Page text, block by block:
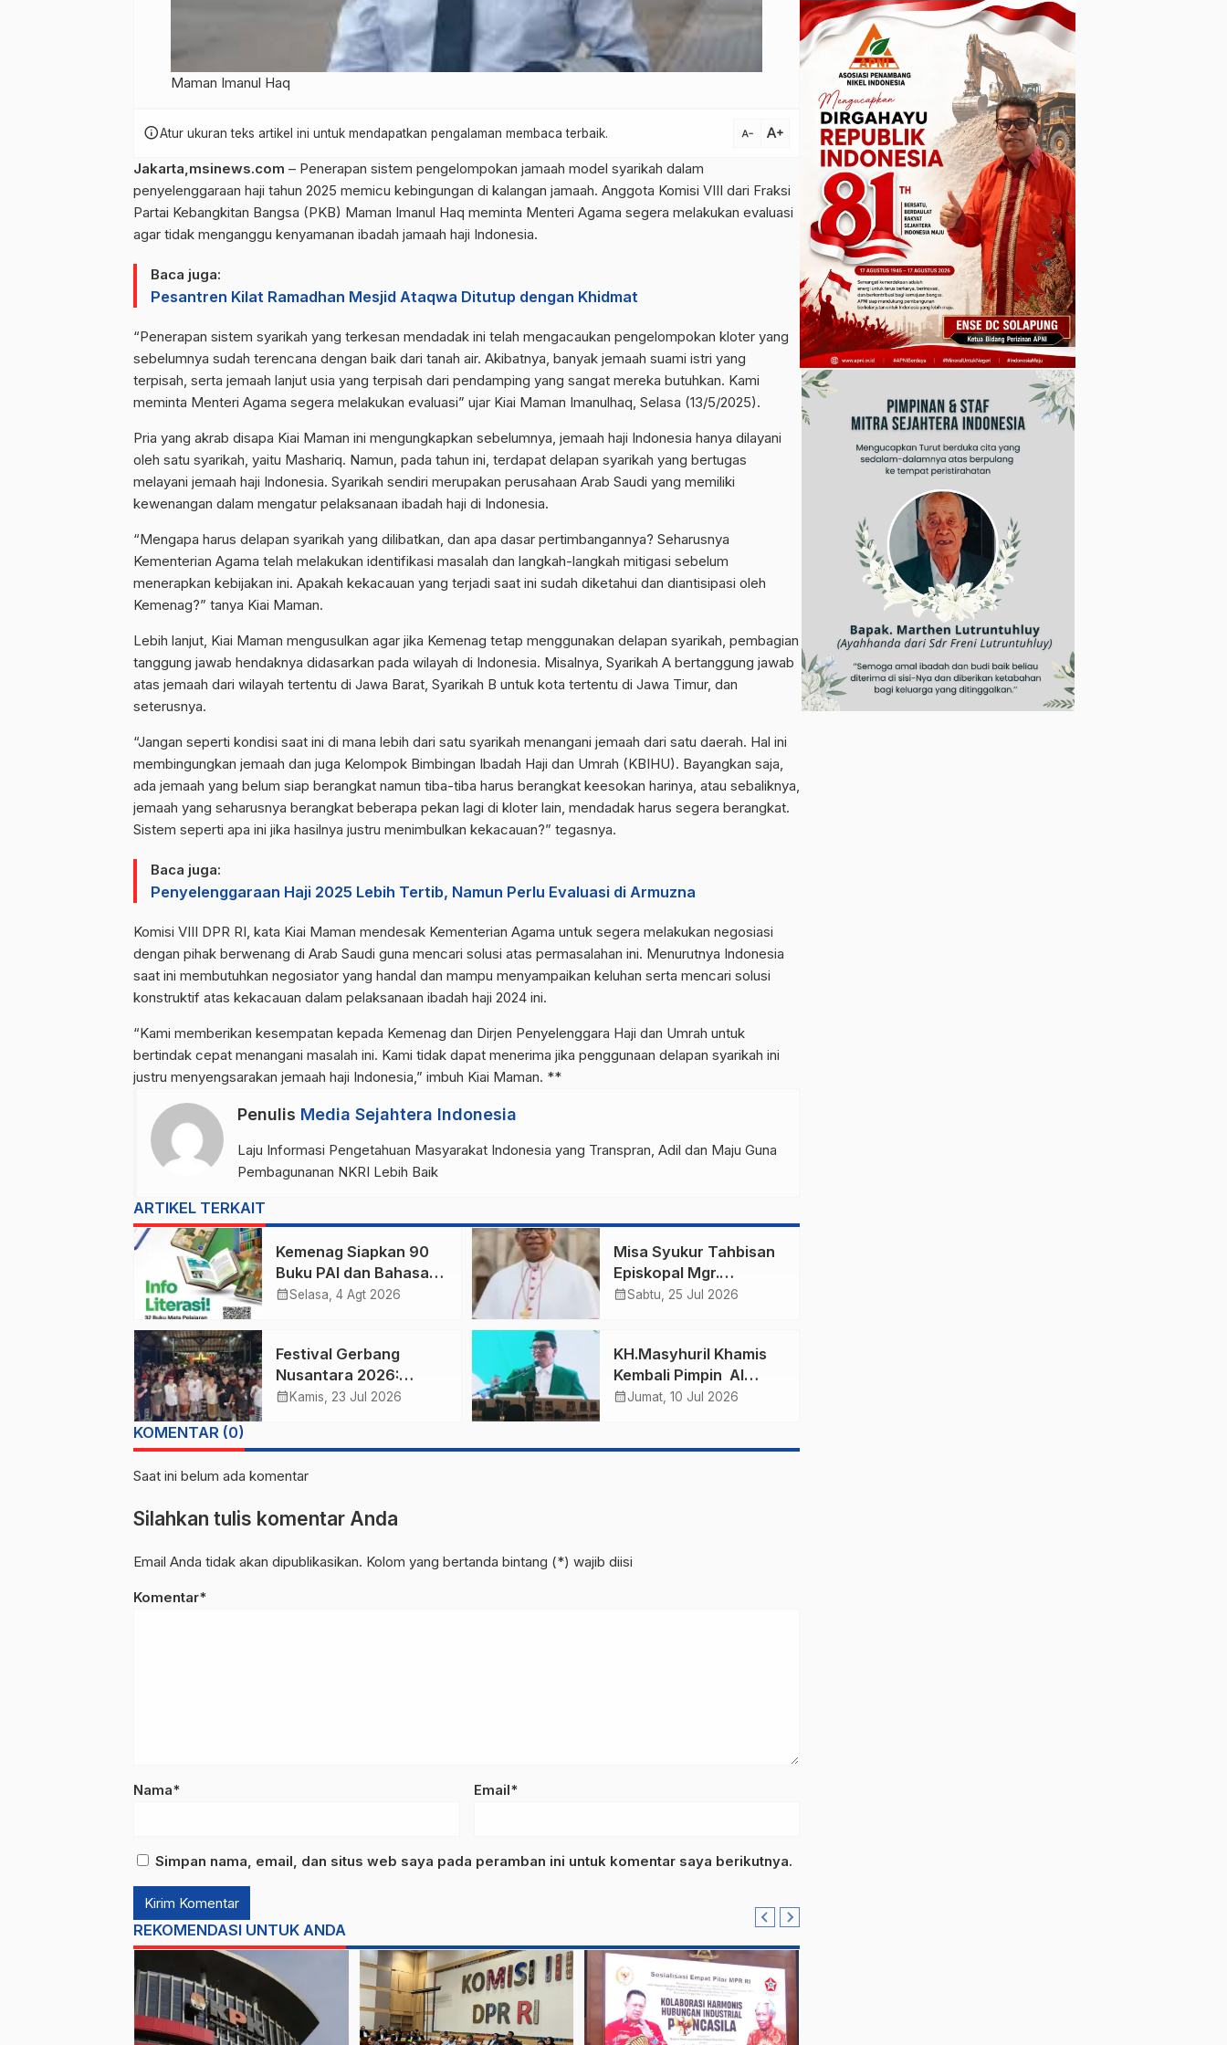
Maman Imanul Haq
infoAtur ukuran teks artikel ini untuk mendapatkan pengalaman membaca terbaik. text_decrease text_increase
Jakarta,msinews.com – Penerapan sistem pengelompokan jamaah model syarikah dalam
penyelenggaraan haji tahun 2025 memicu kebingungan di kalangan jamaah. Anggota Komisi VIII dari Fraksi
Partai Kebangkitan Bangsa (PKB) Maman Imanul Haq meminta Menteri Agama segera melakukan evaluasi
agar tidak menganggu kenyamanan ibadah jamaah haji Indonesia.
Baca juga:
Pesantren Kilat Ramadhan Mesjid Ataqwa Ditutup dengan Khidmat
“Penerapan sistem syarikah yang terkesan mendadak ini telah mengacaukan pengelompokan kloter yang
sebelumnya sudah terencana dengan baik dari tanah air. Akibatnya, banyak jemaah suami istri yang
terpisah, serta jemaah lanjut usia yang terpisah dari pendamping yang sangat mereka butuhkan. Kami
meminta Menteri Agama segera melakukan evaluasi” ujar Kiai Maman Imanulhaq, Selasa (13/5/2025).
Pria yang akrab disapa Kiai Maman ini mengungkapkan sebelumnya, jemaah haji Indonesia hanya dilayani
oleh satu syarikah, yaitu Mashariq. Namun, pada tahun ini, terdapat delapan syarikah yang bertugas
melayani jemaah haji Indonesia. Syarikah sendiri merupakan perusahaan Arab Saudi yang memiliki
kewenangan dalam mengatur pelaksanaan ibadah haji di Indonesia.
“Mengapa harus delapan syarikah yang dilibatkan, dan apa dasar pertimbangannya? Seharusnya
Kementerian Agama telah melakukan identifikasi masalah dan langkah-langkah mitigasi sebelum
menerapkan kebijakan ini. Apakah kekacauan yang terjadi saat ini sudah diketahui dan diantisipasi oleh
Kemenag?” tanya Kiai Maman.
Lebih lanjut, Kiai Maman mengusulkan agar jika Kemenag tetap menggunakan delapan syarikah, pembagian
tanggung jawab hendaknya didasarkan pada wilayah di Indonesia. Misalnya, Syarikah A bertanggung jawab
atas jemaah dari wilayah tertentu di Jawa Barat, Syarikah B untuk kota tertentu di Jawa Timur, dan
seterusnya.
“Jangan seperti kondisi saat ini di mana lebih dari satu syarikah menangani jemaah dari satu daerah. Hal ini
membingungkan jemaah dan juga Kelompok Bimbingan Ibadah Haji dan Umrah (KBIHU). Bayangkan saja,
ada jemaah yang belum siap berangkat namun tiba-tiba harus berangkat keesokan harinya, atau sebaliknya,
jemaah yang seharusnya berangkat beberapa pekan lagi di kloter lain, mendadak harus segera berangkat.
Sistem seperti apa ini jika hasilnya justru menimbulkan kekacauan?” tegasnya.
Baca juga:
Penyelenggaraan Haji 2025 Lebih Tertib, Namun Perlu Evaluasi di Armuzna
Komisi VIII DPR RI, kata Kiai Maman mendesak Kementerian Agama untuk segera melakukan negosiasi
dengan pihak berwenang di Arab Saudi guna mencari solusi atas permasalahan ini. Menurutnya Indonesia
saat ini membutuhkan negosiator yang handal dan mampu menyampaikan keluhan serta mencari solusi
konstruktif atas kekacauan dalam pelaksanaan ibadah haji 2024 ini.
“Kami memberikan kesempatan kepada Kemenag dan Dirjen Penyelenggara Haji dan Umrah untuk
bertindak cepat menangani masalah ini. Kami tidak dapat menerima jika penggunaan delapan syarikah ini
justru menyengsarakan jemaah haji Indonesia,” imbuh Kiai Maman. **
Penulis Media Sejahtera Indonesia
Laju Informasi Pengetahuan Masyarakat Indonesia yang Transpran, Adil dan Maju Guna
Pembagunanan NKRI Lebih Baik
ARTIKEL TERKAIT
Kemenag Siapkan 90
Buku PAI dan Bahasa
Arab MI sampai MA,
calendar_monthSelasa, 4 Agt 2026
Misa Syukur Tahbisan
Episkopal Mgr.
Yohanes Hans
Agama Diaspora Flores
Timur–Lembata
calendar_monthSabtu, 25 Jul 2026
Festival Gerbang
Nusantara 2026:
Strategi Memajukan
calendar_month Kamis, 23 Jul 2026
KH.Masyhuril Khamis
Kembali Pimpin Al
Washliyah Periode
calendar_monthJumat, 10 Jul 2026
KOMENTAR (0)
Saat ini belum ada komentar
Silahkan tulis komentar Anda
Email Anda tidak akan dipublikasikan. Kolom yang bertanda bintang (*) wajib diisi
Komentar*
Nama* Email*
Simpan nama, email, dan situs web saya pada peramban ini untuk komentar saya berikutnya.
REKOMENDASI UNTUK ANDA